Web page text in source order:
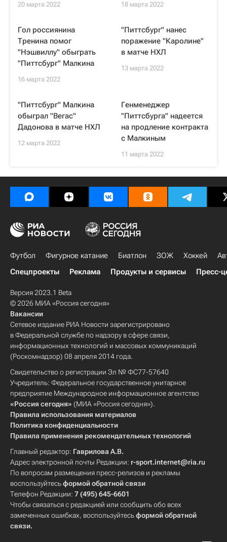
20 марта 2022 18 марта 2022
Гол россиянина
Тренина помог
"Нэшвиллу" обыграть
"Питтсбург" Малкина
16 марта 2022
"Питтсбург" нанес
поражение "Каролине"
в матче НХЛ
13 марта 2022
"Питтсбург" Малкина
обыграл "Вегас"
Дадонова в матче НХЛ
12 марта 2022
Генменеджер
"Питтсбурга" надеется
на продление контракта
с Малкиным
11 марта 2022
Футбол Фигурное катание Биатлон ЗОЖ Хоккей
Спецпроекты
Реклама Продукты и сервисы Пресс-
Версия 2023.1 Beta
© 2026 МИА «Россия сегодня»
Вакансии
Сетевое издание РИА Новости зарегистрировано
в Федеральной службе по надзору в сфере связи,
информационных технологий и массовых коммуникаций
(Роскомнадзор) 08 апреля 2014 года.
Свидетельство о регистрации Эл № ФС77-57640
Учредитель: Федеральное государственное унитарное
предприятие Международное информационное агентство
«Россия сегодня» (МИА «Россия сегодня»).
Правила использования материалов
Политика конфиденциальности
Правила применения рекомендательных технологий
Главный редактор: Гаврилова А.В.
Адрес электронной почты Редакции: r-sport.internet@ria.ru
По вопросам размещения пресс-релизов и рекламы
воспользуйтесьформой обратной связи
Телефон Редакции: 7 (495) 645-6601
Чтобы связаться с редакцией или сообщить обо всех
замеченных ошибках, воспользуйтесьформой обратной
связи.